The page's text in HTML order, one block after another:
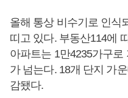
올해 통상 비수기로 인식
띠고 있다. 부동산114에
아파트는 1만4235가구로
가 넘는다. 18개 단지 가
감됐다.